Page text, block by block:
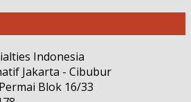
Indonesia
Jakarta - Cibubur
Blok 16/33